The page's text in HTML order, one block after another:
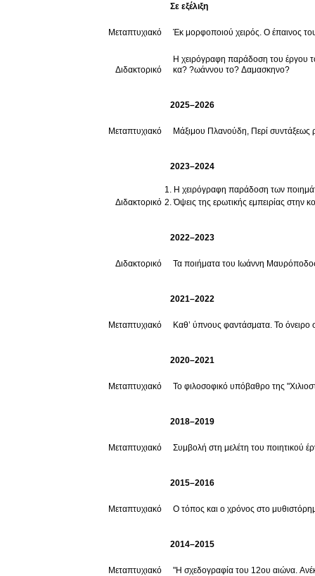
Σε εξέλιξη
Μεταπτυχιακό Έκ μορφοποιού χειρός. Ο έπαινος
Διδακτορικό
Η χειρόγραφη παράδοση του έργου
κα? ?ωάννου το? Δαμασκηνο?
2025–2026
Μεταπτυχιακό Μάξιμου Πλανούδη, Περί συντάξεως
2023–2024
Διδακτορικό
Η χειρόγραφη παράδοση των
Όψεις της ερωτικής εμπειρίας στην
2022–2023
Διδακτορικό Τα ποιήματα του Ιωάννη
2021–2022
Μεταπτυχιακό Καθ’ ύπνους φαντάσματα. Το όνειρο
2020–2021
Μεταπτυχιακό Το φιλοσοφικό υπόβαθρο της
2018–2019
Μεταπτυχιακό Συμβολή στη μελέτη του ποιητικού
2015–2016
Μεταπτυχιακό Ο τόπος και ο χρόνος στο
2014–2015
Μεταπτυχιακό "Η σχεδογραφία του 12ου αιώνα.